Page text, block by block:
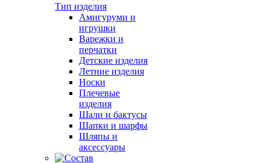
Тип изделия
Амигуруми и
игрушки
Варежки и
перчатки
Детские изделия
Летние изделия
Носки
Плечевые
изделия
Шали и бактусы
Шапки и шарфы
Шляпы и
аксессуары